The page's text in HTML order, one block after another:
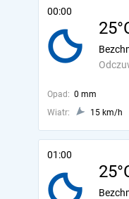
00:00
Opad: 0 mm
Wiatr:
15 km/h
01:00